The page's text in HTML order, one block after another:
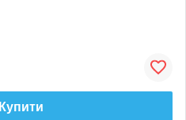
Купити